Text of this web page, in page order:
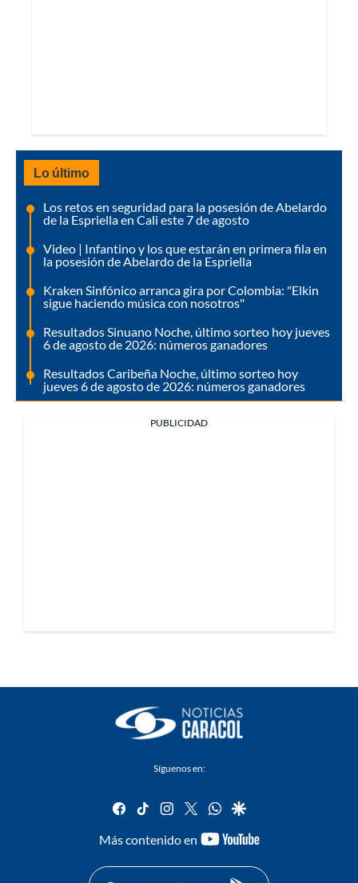
Lo último
Los retos en seguridad para la posesión de Abelardo
de la Espriella en Cali este 7 de agosto
Video | Infantino y los que estarán en primera fila en
la posesión de Abelardo de la Espriella
Kraken Sinfónico arranca gira por Colombia: "Elkin
sigue haciendo música con nosotros"
Resultados Sinuano Noche, último sorteo hoy jueves
6 de agosto de 2026: números ganadores
Resultados Caribeña Noche, último sorteo hoy
jueves 6 de agosto de 2026: números ganadores
PUBLICIDAD
Síguenos en:
facebook
tiktok instagram
twitterwhatsapp
google
Más contenido en
youtube-